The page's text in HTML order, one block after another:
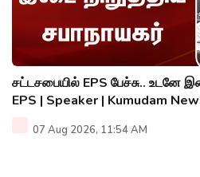
சட்டசபையில் EPS பேச்சு.. உடனே
EPS | Speaker | Kumudam
07 Aug 2026, 11:54 AM